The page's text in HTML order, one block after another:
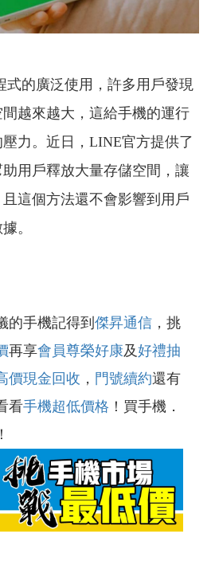
的廣泛使用，許多用戶發現
越來越大，這給手機的運行
力。近日，LINE官方提供了
用戶釋放大量存儲空間，讓
這個方法還不會影響到用戶
。
的手機記得到傑昇通信 ，挑
再享會員尊榮好康及好禮抽
價現金回收 ， 門號續約還有
看手機超低價格 ！買手機．